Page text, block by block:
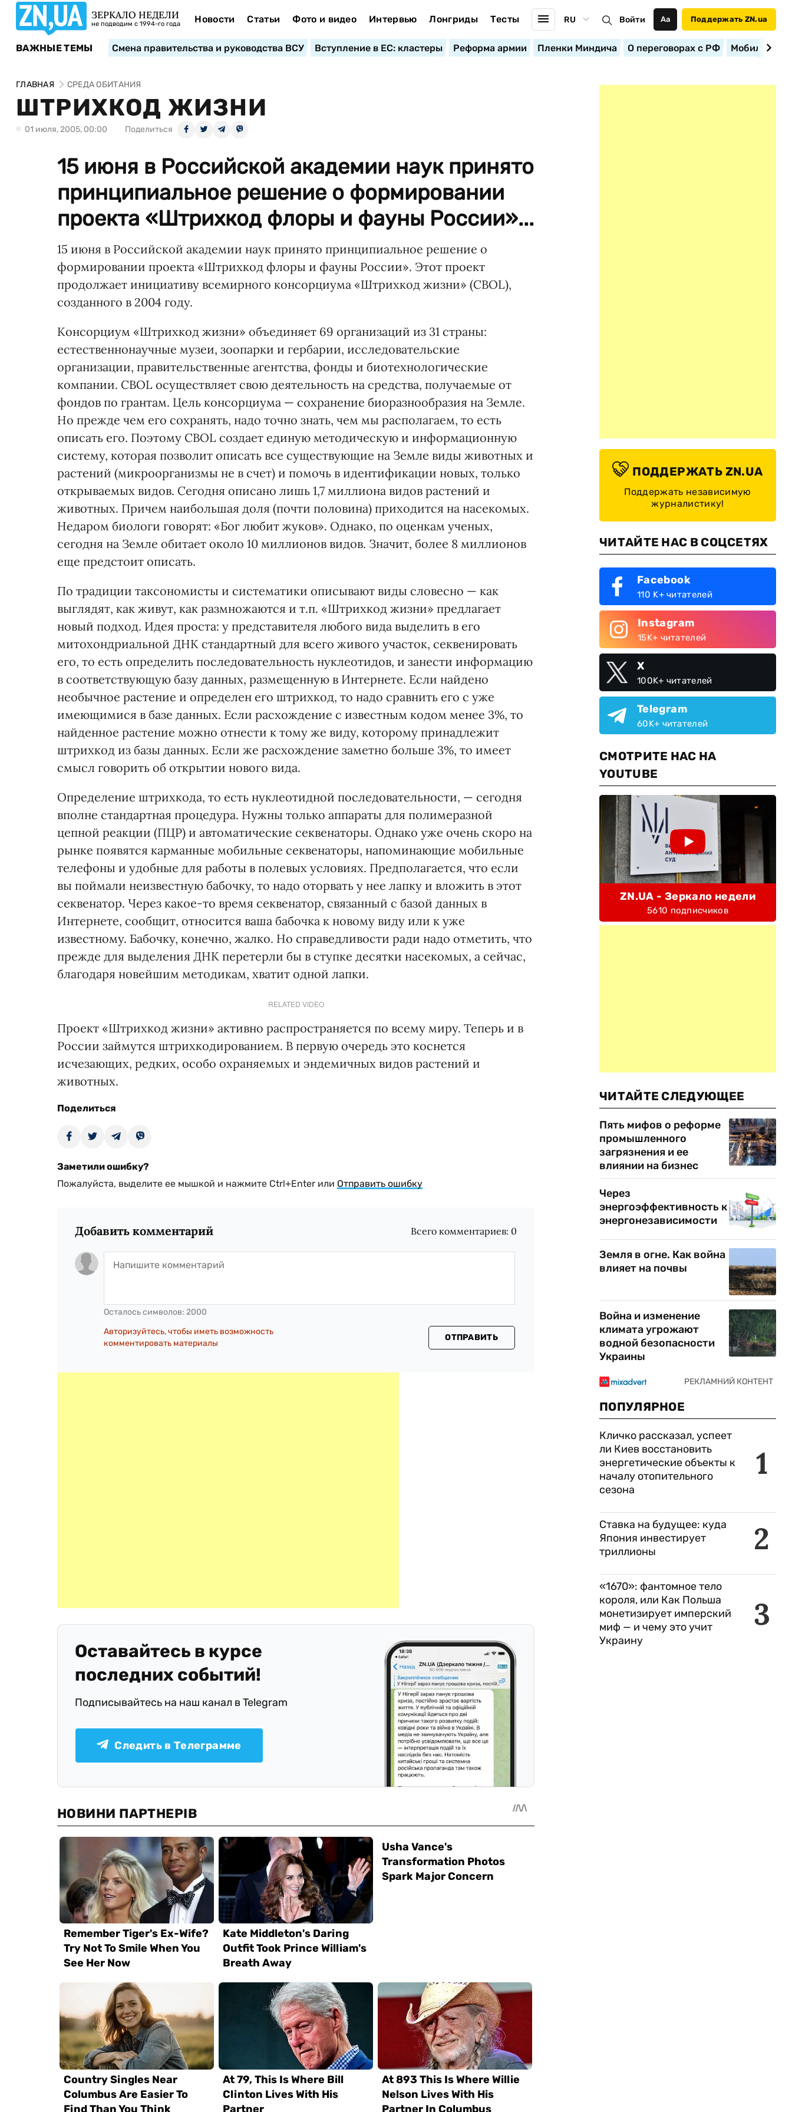
ЗЕРКАЛО НЕДЕЛИ
не подводим с 1994-го года Новости Статьи Фото и видео Интервью Лонгриды Тесты RU Войти Аа Поддержать ZN.ua
ВАЖНЫЕ ТЕМЫ Смена правительства и руководства ВСУ Вступление в ЕС: кластеры Реформа армии Пленки Миндича О переговорах с РФ
ГЛАВНАЯ СРЕДА ОБИТАНИЯ
ШТРИХКОД ЖИЗНИ
01 июля, 2005, 00:00 Поделиться
15 июня в Российской академии наук принято
принципиальное решение о формировании
проекта «Штрихкод флоры и фауны России»...
15 июня в Российской академии наук принято принципиальное решение о
формировании проекта «Штрихкод флоры и фауны России». Этот проект
продолжает инициативу всемирного консорциума «Штрихкод жизни» (CBOL),
созданного в 2004 году.
Консорциум «Штрихкод жизни» объединяет 69 организаций из 31 страны:
естественнонаучные музеи, зоопарки и гербарии, исследовательские
организации, правительственные агентства, фонды и биотехнологические
компании. CBOL осуществляет свою деятельность на средства, получаемые от
фондов по грантам. Цель консорциума — сохранение биоразнообразия на Земле.
Но прежде чем его сохранять, надо точно знать, чем мы располагаем, то есть
описать его. Поэтому CBOL создает единую методическую и информационную
систему, которая позволит описать все существующие на Земле виды животных и
растений (микроорганизмы не в счет) и помочь в идентификации новых, только
открываемых видов. Сегодня описано лишь 1,7 миллиона видов растений и
животных. Причем наибольшая доля (почти половина) приходится на насекомых.
Недаром биологи говорят: «Бог любит жуков». Однако, по оценкам ученых,
сегодня на Земле обитает около 10 миллионов видов. Значит, более 8 миллионов
еще предстоит описать.
По традиции таксономисты и систематики описывают виды словесно — как
выглядят, как живут, как размножаются и т.п. «Штрихкод жизни» предлагает
новый подход. Идея проста: у представителя любого вида выделить в его
митохондриальной ДНК стандартный для всего живого участок, секвенировать
его, то есть определить последовательность нуклеотидов, и занести информацию
в соответствующую базу данных, размещенную в Интернете. Если найдено
необычное растение и определен его штрихкод, то надо сравнить его с уже
имеющимися в базе данных. Если расхождение с известным кодом менее 3%, то
найденное растение можно отнести к тому же виду, которому принадлежит
штрихкод из базы данных. Если же расхождение заметно больше 3%, то имеет
смысл говорить об открытии нового вида.
Определение штрихкода, то есть нуклеотидной последовательности, — сегодня
вполне стандартная процедура. Нужны только аппараты для полимеразной
цепной реакции (ПЦР) и автоматические секвенаторы. Однако уже очень скоро на
рынке появятся карманные мобильные секвенаторы, напоминающие мобильные
телефоны и удобные для работы в полевых условиях. Предполагается, что если
вы поймали неизвестную бабочку, то надо оторвать у нее лапку и вложить в этот
секвенатор. Через какое-то время секвенатор, связанный с базой данных в
Интернете, сообщит, относится ваша бабочка к новому виду или к уже
известному. Бабочку, конечно, жалко. Но справедливости ради надо отметить, что
прежде для выделения ДНК перетерли бы в ступке десятки насекомых, а сейчас,
благодаря новейшим методикам, хватит одной лапки.
RELATED VIDEO
Проект «Штрихкод жизни» активно распространяется по всему миру. Теперь и в
России займутся штрихкодированием. В первую очередь это коснется
исчезающих, редких, особо охраняемых и эндемичных видов растений и
животных.
Поделиться
Заметили ошибку?
Пожалуйста, выделите ее мышкой и нажмите Ctrl+Enter или Отправить ошибку
Добавить комментарий Всего комментариев: 0
Осталось символов: 2000
Авторизуйтесь, чтобы иметь возможность
комментировать материалы
ОТПРАВИТЬ
Оставайтесь в курсе
последних событий!
Подписывайтесь на наш канал в Telegram
Следить в Телеграмме
ПОДДЕРЖАТЬ ZN.UA
Поддержать независимую
журналистику!
ЧИТАЙТЕ НАС В СОЦСЕТЯХ
Facebook
110 K+ читателей
Instagram
15K+ читателей
X
100K+ читателей
Telegram
60K+ читателей
СМОТРИТЕ НАС НА
YOUTUBE
ZN.UA - Зеркало недели
5610 подписчиков
ЧИТАЙТЕ СЛЕДУЮЩЕЕ
Пять мифов о реформе
промышленного
загрязнения и ее
влиянии на бизнес
Через
энергоэффективность к
энергонезависимости
Земля в огне. Как война
влияет на почвы
Война и изменение
климата угрожают
водной безопасности
Украины
ПОПУЛЯРНОЕ
1
Кличко рассказал, успеет
ли Киев восстановить
энергетические объекты к
началу отопительного
сезона
2
Ставка на будущее: куда
Япония инвестирует
триллионы
3
«1670»: фантомное тело
короля, или Как Польша
монетизирует имперский
миф — и чему это учит
Украину